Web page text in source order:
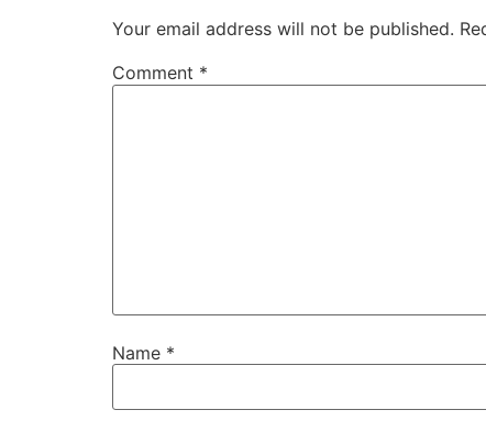
Your email address will not be published.
Comment *
Name *